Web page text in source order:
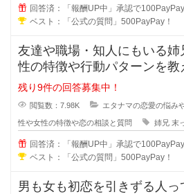
回答済：「報酬UP中」承認で100PayPay
ベスト：「公式の質問」500PayPay！
友達や職場・知人にもいる
性の特徴や行動パターンを教え
兄がいる事により甘え上手や
残り9件の回答募集中！
閲覧数：7.98K エタナマの恋愛の悩み
性や女性の特徴や恋の相談と質問 姉兄 末
回答済：「報酬UP中」承認で100PayPay
ベスト：「公式の質問」500PayPay！
男も女も初恋を引きずる人